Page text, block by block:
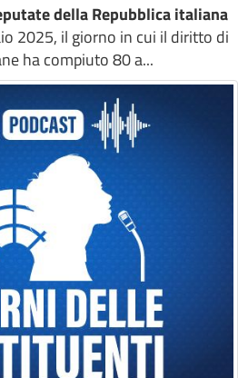
della Repubblica italiana
2025, il giorno in cui il diritto di
ha compiuto 80 a...